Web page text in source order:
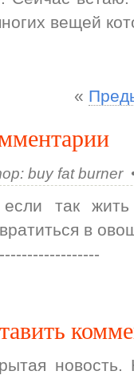
вещей
«
buy fat burner
так
в